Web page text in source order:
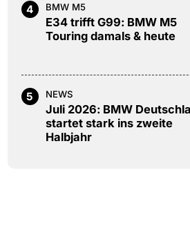
4 BMW M5
E34 trifft G99: BMW M5
Touring damals & heute
5 NEWS
Juli 2026: BMW
startet stark ins zweite
Halbjahr